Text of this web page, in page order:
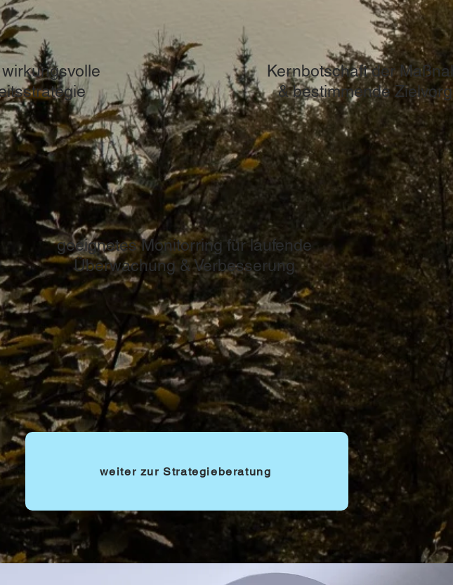
Kernbotschaft der
& bestimmende
geeignetes Monitorring für laufende
Überwachung & Verbesserung
Unternehmen angepasste Strategien, mit dem Ziel die
weiter zur Strategieberatung